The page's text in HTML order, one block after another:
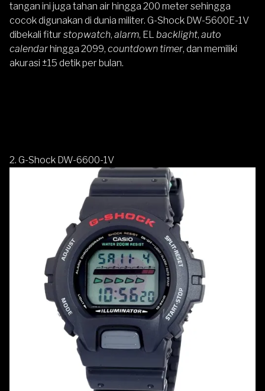
tangan ini juga tahan air hingga 200 meter sehingga
cocok digunakan di dunia militer. G-Shock DW-5600E-1V
dibekali fitur stopwatch, alarm, EL backlight, auto
calendarhingga 2099, countdown timer, dan memiliki
akurasi ±15 detik per bulan.
2. G-Shock DW-6600-1V